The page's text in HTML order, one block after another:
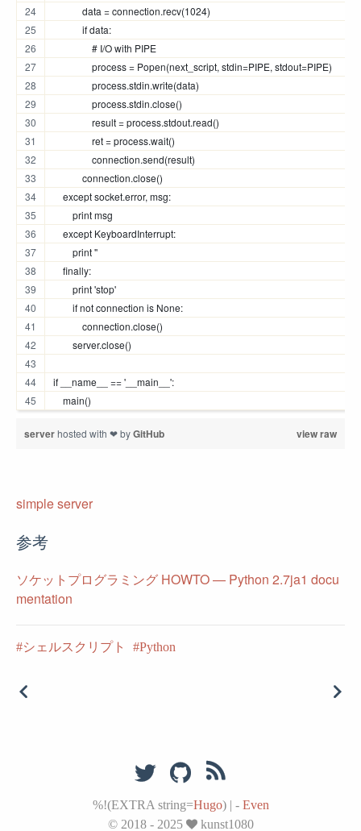
            data = connection.recv(1024)
            if data:
                # I/O with PIPE
                process = Popen(next_script, stdin=PIPE, stdout=PIPE)
                process.stdin.write(data)
                process.stdin.close()
                result = process.stdout.read()
                ret = process.wait()
                connection.send(result)
            connection.close()
    except socket.error, msg:
        print msg
    except KeyboardInterrupt:
        print ''
    finally:
        print 'stop'
        if not connection is None:
            connection.close()
        server.close()
if __name__ == '__main__':
    main()
view raw
serverhosted with ❤ byGitHub
simple server
参考
ソケットプログラミング HOWTO — Python 2.7ja1 docu
mentation
シェルスクリプト Python
%!(EXTRA string=Hugo) | - Even
© 2018 - 2025
kunst1080